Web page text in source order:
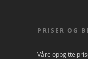
PRISER OG
Våre oppgitte